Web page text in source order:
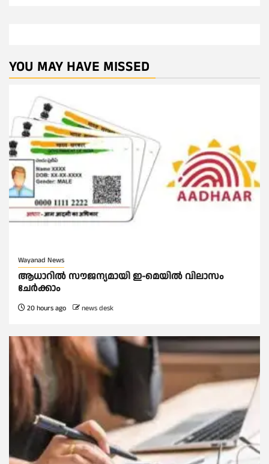
YOU MAY HAVE MISSED
Wayanad News
ആധാറിൽ സൗജന്യമായി ഇ-മെയിൽ വിലാസം
ചേർക്കാം
20 hours ago news desk